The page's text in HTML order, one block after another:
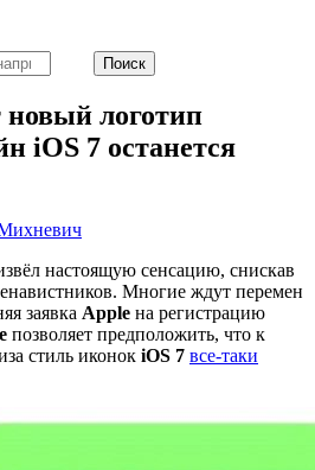
новый логотип
iOS 7 останется
настоящую сенсацию, снискав
Многие ждут перемен
заявка Apple на регистрацию
позволяет предположить, что к
стиль иконок iOS 7 все-таки